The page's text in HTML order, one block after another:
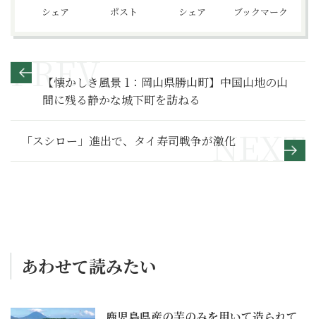
シェア ポスト シェア ブックマーク
【懐かしき風景 1：岡山県勝山町】中国山地の山
間に残る静かな城下町を訪ねる
「スシロー」進出で、タイ寿司戦争が激化
あわせて読みたい